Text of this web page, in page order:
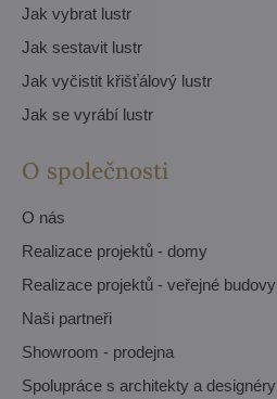
Jak vybrat lustr
Jak sestavit lustr
Jak vyčistit křišťálový lustr
Jak se vyrábí lustr
O společnosti
O nás
Realizace projektů - domy
Realizace projektů - veřejné budovy
Naši partneři
Showroom - prodejna
Spolupráce s architekty a designéry